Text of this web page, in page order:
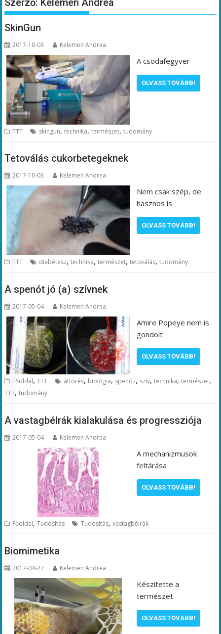
Szerző: Kelemen Andrea
SkinGun
2017-10-03 Kelemen Andrea
A csodafegyver
OLVASS TOVÁBB!
TTT skingun,technika,természet,tudomány
Tetoválás cukorbetegeknek
2017-10-03 Kelemen Andrea
Nem csak szép, de
hasznos is
OLVASS TOVÁBB!
TTT diabétesz,technika,természet,tetoválás,tudomány
A spenót jó (a) szívnek
2017-05-04 Kelemen Andrea
Amire Popeye nem is
gondolt
OLVASS TOVÁBB!
Főoldal,TTT áttörés, biológia, spenóz, szív,technika,természet,
TTT,tudomány
A vastagbélrák kialakulása és progressziója
2017-05-04 Kelemen Andrea
A mechanizmusok
feltárása
OLVASS TOVÁBB!
Főoldal,Tudósítás Tudósítás,vastagbélrák
Biomimetika
2017-04-27 Kelemen Andrea
Készítette a
természet
OLVASS TOVÁBB!